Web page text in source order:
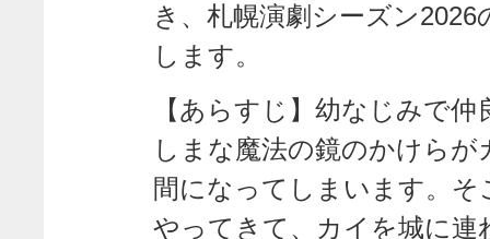
き、札幌演劇シーズン
します。
【あらすじ】幼なじみで
しまな魔法の鏡のかけら
間になってしまいます。
やってきて、カイを城に